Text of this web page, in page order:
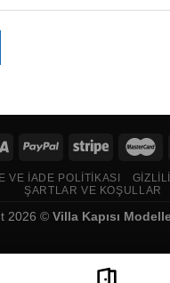
VE İADE POLITIKASI
ŞARTLAR VE KOŞULLAR
2026 © Villa Kapısı